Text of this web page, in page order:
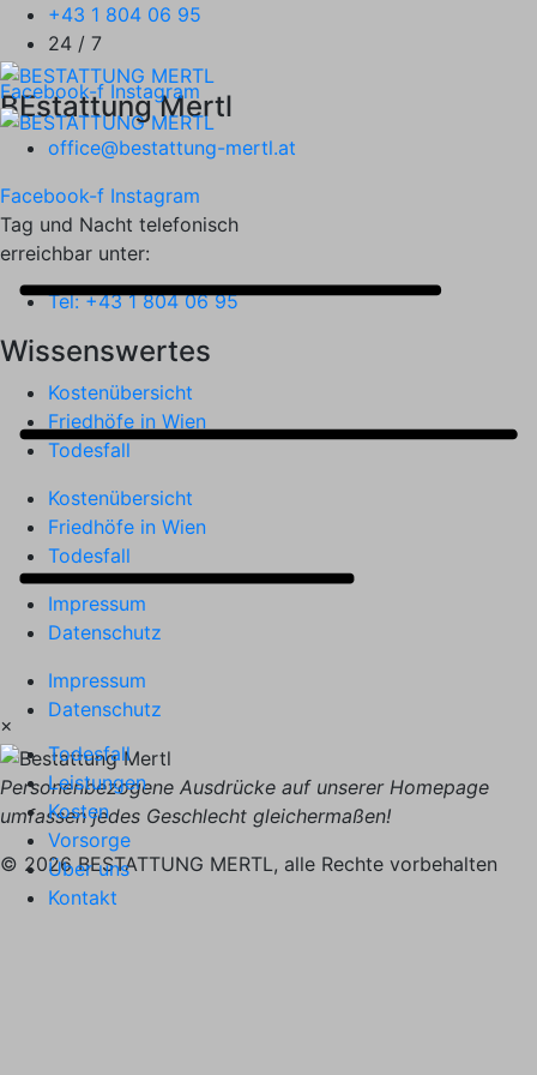
+43 1 804 06 95
24 / 7
Facebook-f Instagram
×
Todesfall
Leistungen
Kosten
Vorsorge
Über uns
Kontakt
BEstattung Mertl
office@bestattung-mertl.at
Facebook-f Instagram
Tag und Nacht telefonisch
erreichbar unter:
Tel: +43 1 804 06 95
Wissenswertes
Kostenübersicht
Friedhöfe in Wien
Todesfall
Kostenübersicht
Friedhöfe in Wien
Todesfall
Impressum
Datenschutz
Impressum
Datenschutz
Personenbezogene Ausdrücke auf unserer Homepage
umfassen jedes Geschlecht gleichermaßen!
© 2026 BESTATTUNG MERTL, alle Rechte vorbehalten